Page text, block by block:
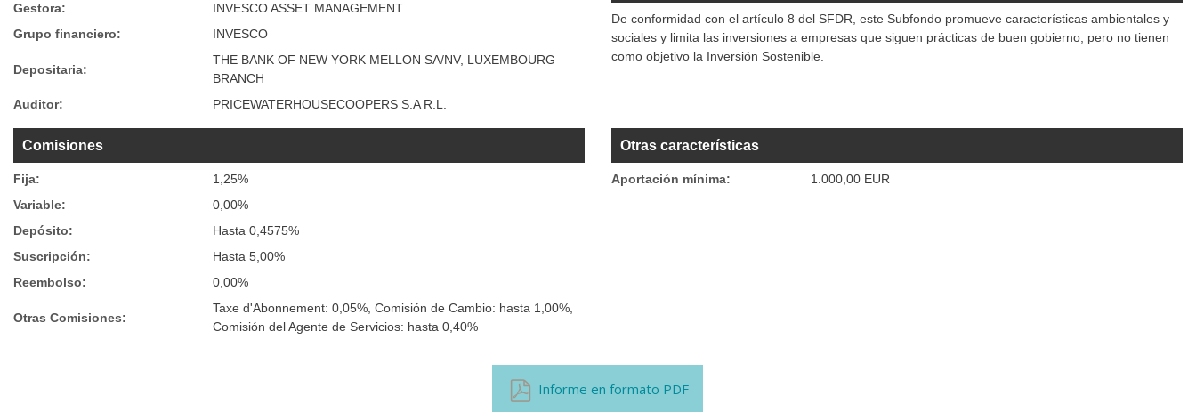
Gestora:
INVESCO ASSET MANAGEMENT
Grupo financiero:
INVESCO
Depositaria:
THE BANK OF NEW YORK MELLON SA/NV, LUXEMBOURG
BRANCH
Auditor:
PRICEWATERHOUSECOOPERS S.A R.L.
De conformidad con el artículo 8 del SFDR, este Subfondo promueve características ambientales y
sociales y limita las inversiones a empresas que siguen prácticas de buen gobierno, pero no tienen
como objetivo la Inversión Sostenible.
Comisiones
Fija:
1,25%
Variable:
0,00%
Depósito:
Hasta 0,4575%
Suscripción:
Hasta 5,00%
Reembolso:
0,00%
Otras Comisiones:
Taxe d'Abonnement: 0,05%, Comisión de Cambio: hasta 1,00%,
Comisión del Agente de Servicios: hasta 0,40%
Otras características
Aportación mínima: 1.000,00 EUR
Informe en formato PDF